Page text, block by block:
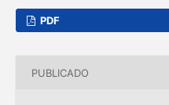
PDF
PUBLICADO